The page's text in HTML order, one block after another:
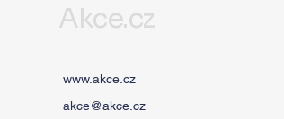
Akce.cz
www.akce.cz
akce@akce.cz